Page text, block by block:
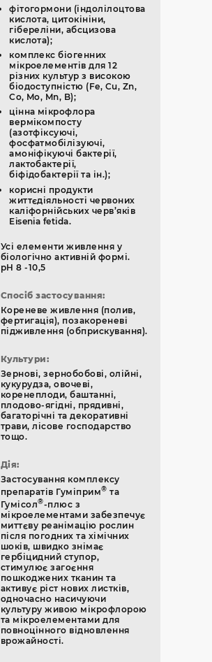
фітогормони (індолілоцтова
кислота, цитокініни,
гібереліни, абсцизова
кислота);
комплекс біогенних
мікроелементів для 12
різних культур з високою
біодоступністю (Fe, Cu, Zn,
Co, Mo, Mn, B);
цінна мікрофлора
вермікомпосту
(азотфіксуючі,
фосфатмобілізуючі,
амоніфікуючі бактерії,
лактобактерії,
біфідобактерії та ін.);
корисні продукти
життєдіяльності червоних
каліфорнійських черв’яків
Eisenia fetida.
Усі елементи живлення у
біологічно активній формі.
pH 8 -10,5
Спосіб застосування:
Кореневе живлення (полив,
фертигація), позакореневі
підживлення (обприскування).
Культури:
Зернові, зернобобові, олійні,
кукурудза, овочеві,
коренеплоди, баштанні,
плодово-ягідні, прядивні,
багаторічні та декоративні
трави, лісове господарство
тощо.
Дія:
Застосування комплексу
препаратів Гуміприм® та
Гумісол®-плюс з
мікроелементами забезпечує
миттєву реанімацію рослин
після погодних та хімічних
шоків, швидко знімає
гербіцидний ступор,
стимулює загоєння
пошкоджених тканин та
активує ріст нових листків,
одночасно насичуючи
культуру живою мікрофлорою
та мікроелементами для
повноцінного відновлення
врожайності.